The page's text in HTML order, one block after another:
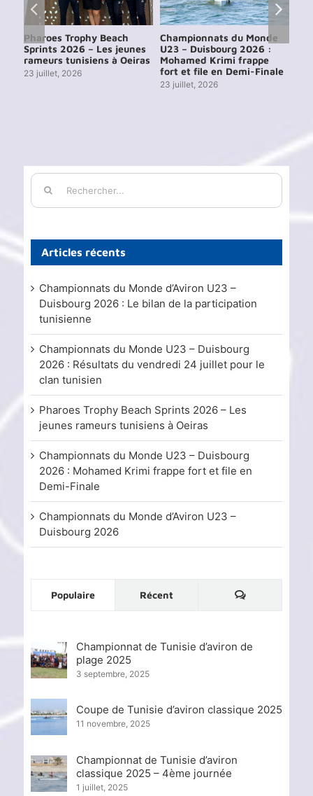
Pharoes Trophy Beach
Sprints 2026 – Les jeunes
rameurs tunisiens à Oeiras
23 juillet, 2026
Championnats du Monde
U23 – Duisbourg 2026 :
Mohamed Krimi frappe
fort et file en Demi-Finale
23 juillet, 2026
Rechercher:
Articles récents
Championnats du Monde d’Aviron U23 –
Duisbourg 2026 : Le bilan de la participation
tunisienne
Championnats du Monde U23 – Duisbourg
2026 : Résultats du vendredi 24 juillet pour le
clan tunisien
Pharoes Trophy Beach Sprints 2026 – Les
jeunes rameurs tunisiens à Oeiras
Championnats du Monde U23 – Duisbourg
2026 : Mohamed Krimi frappe fort et file en
Demi-Finale
Championnats du Monde d’Aviron U23 –
Duisbourg 2026
Populaire Récent
Championnat de Tunisie d’aviron de
plage 2025
3 septembre, 2025
Coupe de Tunisie d’aviron classique 2025
11 novembre, 2025
Championnat de Tunisie d’aviron
classique 2025 – 4ème journée
1 juillet, 2025